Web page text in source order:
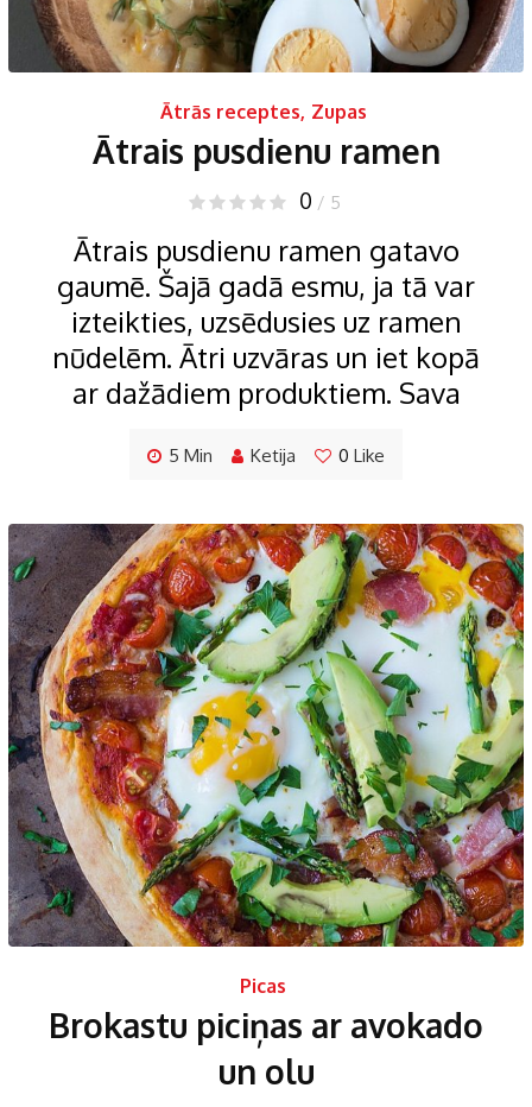
Ātrās receptes, Zupas
Ātrais pusdienu ramen
0 / 5
Ātrais pusdienu ramen gatavo
gaumē. Šajā gadā esmu, ja tā var
izteikties, uzsēdusies uz ramen
nūdelēm. Ātri uzvāras un iet kopā
ar dažādiem produktiem. Sava
5 Min Ketija 0 Like
Picas
Brokastu piciņas ar avokado
un olu